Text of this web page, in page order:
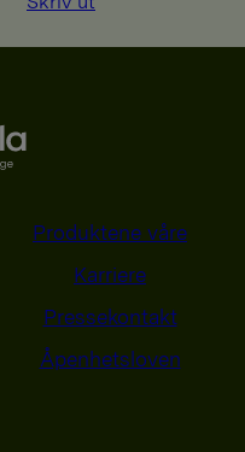
Produktene våre
Karriere
Pressekontakt
Åpenhetsloven